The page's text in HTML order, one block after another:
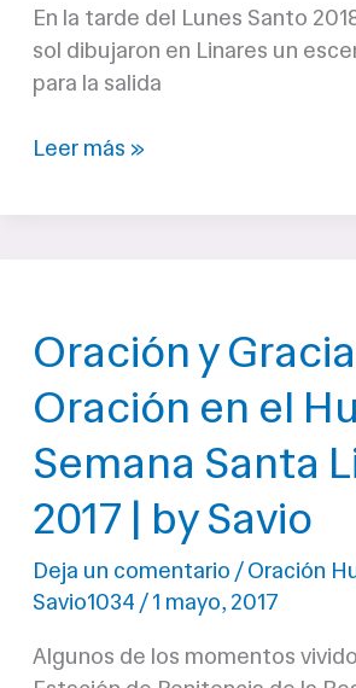
En la tarde del Lunes Santo
sol dibujaron en Linares un
para la salida
Devoción
Linares
del
Lunes
Santo
2018
Leer más »
Oración y
Oración en el
Semana Santa
2017 | by Savio
Deja un comentario /Oración
Savio1034 /1 mayo, 2017
Algunos de los momentos